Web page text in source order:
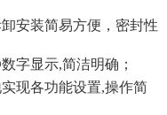
安装简易方便，密封性
数字显示,简洁明确 ；
现各功能设置,操作简